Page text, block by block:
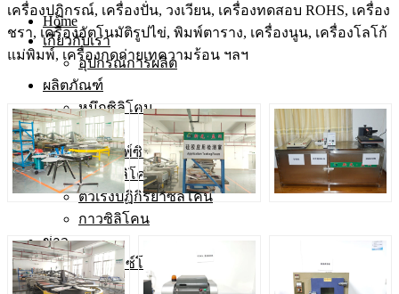
Home
เกี่ยวกับเรา
อุปกรณ์การผลิต
ผลิตภัณฑ์
หมึกซิลิโคน
เม็ดสี
การพิมพ์ซิลค์สกรีน
เสริมซิลิโคน
ตัวเร่งปฏิกิริยาซิลิโคน
กาวซิลิโคน
ข่าว
งานเอ็กซ์โป
สังเกต
เครื่องปฏิกรณ์, เครื่องปั่น, วงเวียน, เครื่องทดสอบ ROHS, เครื่อง
ชรา, เครื่องอัตโนมัติรูปไข่, พิมพ์ตาราง, เครื่องนูน, เครื่องโลโก้
แม่พิมพ์, เครื่องกดถ่ายเทความร้อน ฯลฯ